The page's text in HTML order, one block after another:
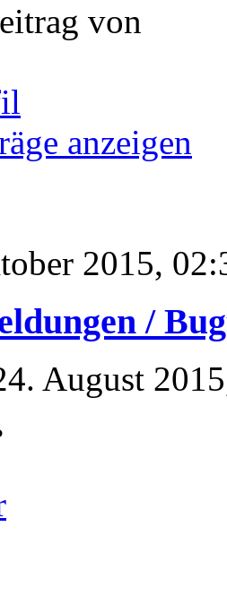
von
anzeigen
2015,
/
August